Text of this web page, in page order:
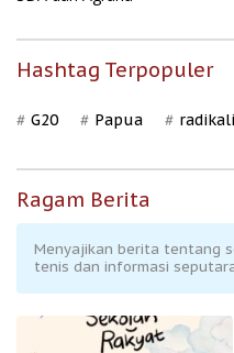
Hashtag Terpopuler
G20 Papua
Ragam Berita
Menyajikan berita tentang
tenis dan informasi